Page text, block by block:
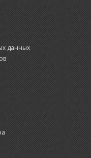
данных